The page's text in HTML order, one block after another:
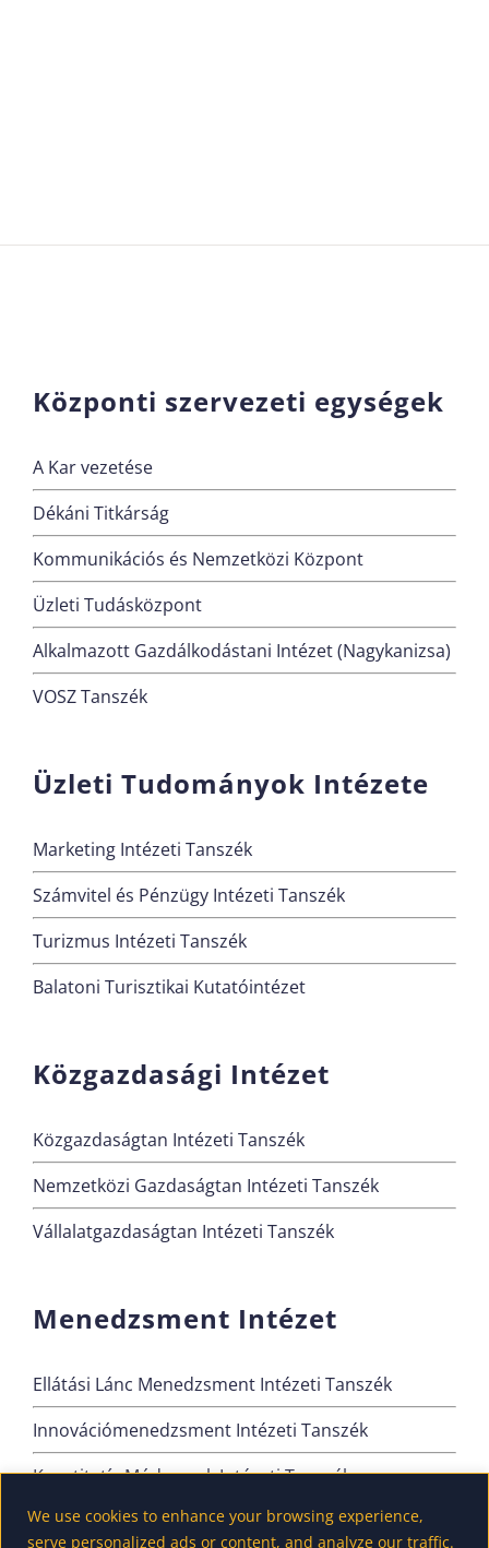
We use cookies to enhance your browsing experience,
serve personalized ads or content, and analyze our traffic.
Központi szervezeti egységek
A Kar vezetése
Dékáni Titkárság
Kommunikációs és Nemzetközi Központ
Üzleti Tudásközpont
Alkalmazott Gazdálkodástani Intézet (Nagykanizsa)
VOSZ Tanszék
Üzleti Tudományok Intézete
Marketing Intézeti Tanszék
Számvitel és Pénzügy Intézeti Tanszék
Turizmus Intézeti Tanszék
Balatoni Turisztikai Kutatóintézet
Közgazdasági Intézet
Közgazdaságtan Intézeti Tanszék
Nemzetközi Gazdaságtan Intézeti Tanszék
Vállalatgazdaságtan Intézeti Tanszék
Menedzsment Intézet
Ellátási Lánc Menedzsment Intézeti Tanszék
Innovációmenedzsment Intézeti Tanszék
Kvantitatív Módszerek Intézeti Tanszék
Szervezési és Vezetési Intézeti Tanszék